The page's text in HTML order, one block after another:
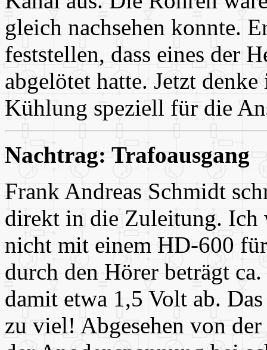
gleich nachsehen konnte.
feststellen, dass eines der
abgelötet hatte. Jetzt
Kühlung speziell für die
Nachtrag: Trafoausgang
Frank Andreas Schmidt
direkt in die Zuleitung. Ich
nicht mit einem HD-600
durch den Hörer beträgt
damit etwa 1,5 Volt ab.
zu viel! Abgesehen von